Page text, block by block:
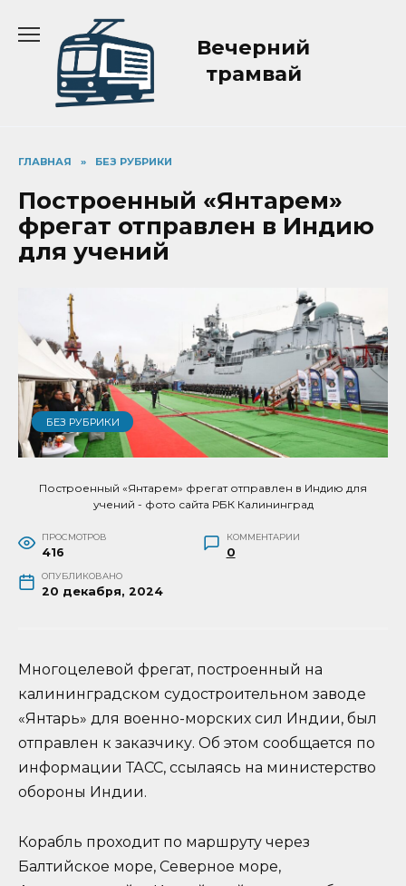
содержанию
Вечерний
трамвай
ГЛАВНАЯ » БЕЗ РУБРИКИ
Построенный «Янтарем»
фрегат отправлен в Индию
для учений
БЕЗ РУБРИКИ
Построенный «Янтарем» фрегат отправлен в Индию для
учений - фото сайта РБК Калининград
ПРОСМОТРОВ
416
КОММЕНТАРИИ
0
ОПУБЛИКОВАНО
20 декабря, 2024
Многоцелевой фрегат, построенный на
калининградском судостроительном заводе
«Янтарь» для военно-морских сил Индии, был
отправлен к заказчику. Об этом сообщается по
информации ТАСС, ссылаясь на министерство
обороны Индии.
Корабль проходит по маршруту через
Балтийское море, Северное море,